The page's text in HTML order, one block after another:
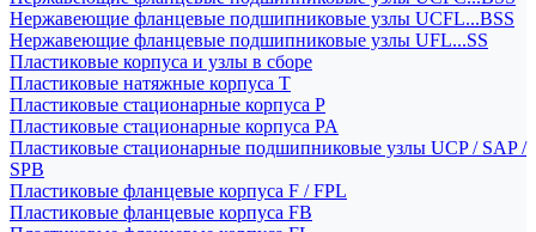
Нержавеющие фланцевые подшипниковые узлы UCFL...BSS
Нержавеющие фланцевые подшипниковые узлы UFL...SS
Пластиковые корпуса и узлы в сборе
Пластиковые натяжные корпуса T
Пластиковые стационарные корпуса P
Пластиковые стационарные корпуса PA
Пластиковые стационарные подшипниковые узлы UCP / SAP /
SPB
Пластиковые фланцевые корпуса F / FPL
Пластиковые фланцевые корпуса FB